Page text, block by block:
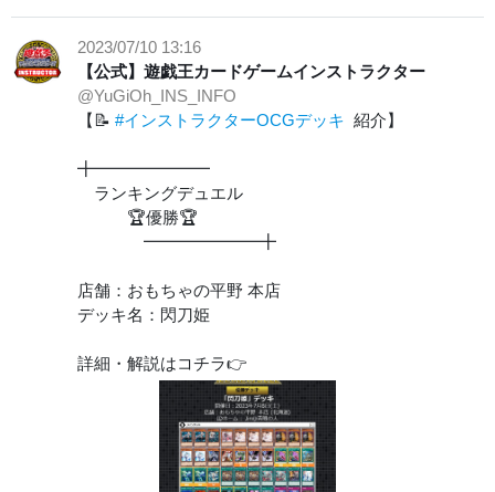
2023/07/10 13:16
【公式】遊戯王カードゲームインストラクター
@YuGiOh_INS_INFO
【📝 #インストラクターOCGデッキ 紹介】
╋━━━━━━━
ランキングデュエル
🏆優勝🏆
━━━━━━━╋
店舗：おもちゃの平野 本店
デッキ名：閃刀姫
詳細・解説はコチラ👉